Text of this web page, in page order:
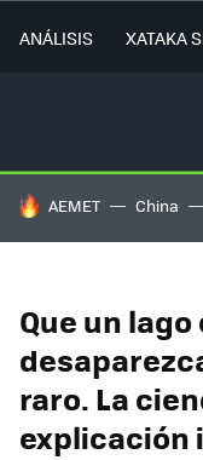
ANÁLISIS XATAKA
HOY SE HABLA DE
AEMET China
Que un
raro. La
explicación